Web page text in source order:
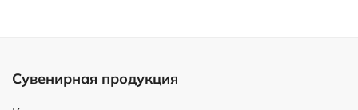
Сувенирная продукция